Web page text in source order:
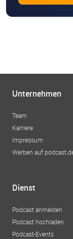
Unternehmen
Team
Karriere
Impressum
Werben auf
Dienst
Podcast anmelden
Podcast hochladen
Podcast-Events